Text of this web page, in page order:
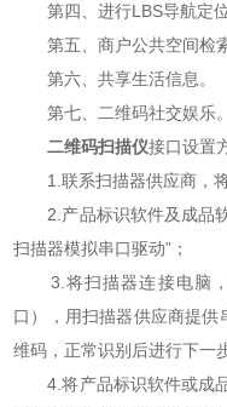
第四、进行LBS导航定位
第五、商户公共空间检索
第六、共享生活信息。
第七、二维码社交娱乐。
二维码扫描仪接口设置
1.联系扫描器供应商，将
2.产品标识软件及成品软
扫描器模拟串口驱动”；
3.将扫描器连接电脑，
口），用扫描器供应商提
维码，正常识别后进行下一
4.将产品标识软件或成品